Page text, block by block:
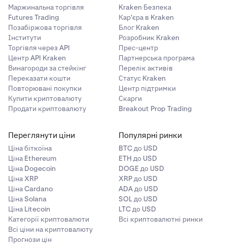
Маржинальна торгівля
Futures Trading
Позабіржова торгівля
Інститути
Торгівля через API
Центр API Kraken
Винагороди за стейкінг
Переказати кошти
Повторювані покупки
Купити криптовалюту
Продати криптовалюту
Kraken Безпека
Кар'єра в Kraken
Блог Kraken
Розробник Kraken
Прес-центр
Партнерська програма
Перелік активів
Статус Kraken
Центр підтримки
Скарги
Breakout Prop Trading
Переглянути ціни
Ціна біткоїна
Ціна Ethereum
Ціна Dogecoin
Ціна XRP
Ціна Cardano
Ціна Solana
Ціна Litecoin
Категорії криптовалюти
Всі ціни на криптовалюту
Прогнози цін
Популярні ринки
BTC до USD
ETH до USD
DOGE до USD
XRP до USD
ADA до USD
SOL до USD
LTC до USD
Всі криптовалютні ринки